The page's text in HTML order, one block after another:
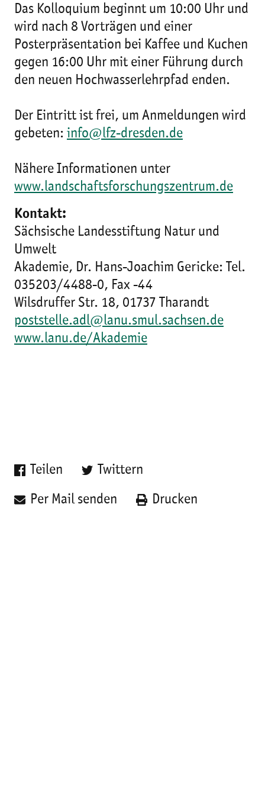
Das Kolloquium beginnt um 10:00 Uhr und
wird nach 8 Vorträgen und einer
Posterpräsentation bei Kaffee und Kuchen
gegen 16:00 Uhr mit einer Führung durch
den neuen Hochwasserlehrpfad enden.
Der Eintritt ist frei, um Anmeldungen wird
gebeten: info@lfz-dresden.de
Nähere Informationen unter
www.landschaftsforschungszentrum.de
Kontakt:
Sächsische Landesstiftung Natur und
Umwelt
Akademie, Dr. Hans-Joachim Gericke: Tel.
035203/4488-0, Fax -44
Wilsdruffer Str. 18, 01737 Tharandt
poststelle.adl@lanu.smul.sachsen.de
www.lanu.de/Akademie
Teilen Twittern
Per Mail senden Drucken